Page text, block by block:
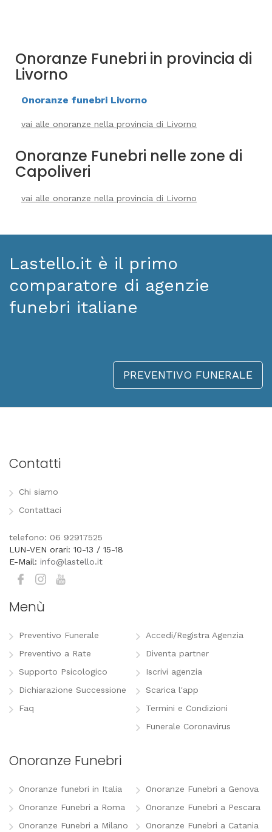
Onoranze Funebri in provincia di
Livorno
Onoranze funebri Livorno
vai alle onoranze nella provincia di Livorno
Onoranze Funebri nelle zone di
Capoliveri
vai alle onoranze nella provincia di Livorno
Lastello.it è il primo
comparatore di agenzie
funebri italiane
PREVENTIVO FUNERALE
Contatti
Chi siamo
Contattaci
telefono: 06 92917525
LUN-VEN orari: 10-13 / 15-18
E-Mail: info@lastello.it
Menù
Preventivo Funerale
Preventivo a Rate
Supporto Psicologico
Dichiarazione Successione
Faq
Accedi/Registra Agenzia
Diventa partner
Iscrivi agenzia
Scarica l'app
Termini e Condizioni
Funerale Coronavirus
Onoranze Funebri
Onoranze funebri in Italia
Onoranze Funebri a Roma
Onoranze Funebri a Milano
Onoranze Funebri a Genova
Onoranze Funebri a Pescara
Onoranze Funebri a Catania